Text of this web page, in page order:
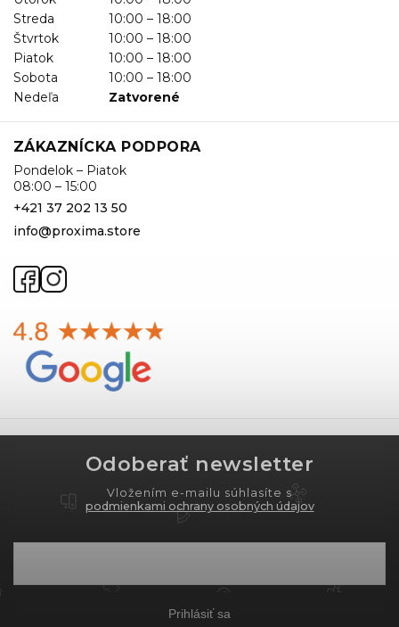
Streda
10:00 – 18:00
Štvrtok
10:00 – 18:00
Piatok
10:00 – 18:00
Sobota
10:00 – 18:00
Nedeľa
Zatvorené
ZÁKAZNÍCKA PODPORA
Pondelok – Piatok
08:00 – 15:00
+421 37 202 13 50
info@proxima.store
Odoberať newsletter
Vložením e-mailu súhlasíte s
podmienkami ochrany osobných údajov
Prihlásiť sa